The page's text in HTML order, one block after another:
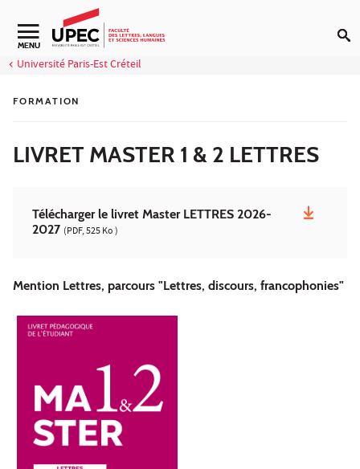
Aller au contenu
Navigation secondaire
MENU
Université Paris-Est Créteil
FORMATION
LIVRET MASTER 1 & 2 LETTRES
Télécharger le livret Master LETTRES 2026-
2027 (PDF, 525 Ko )
Mention Lettres, parcours "Lettres, discours, francophonies"